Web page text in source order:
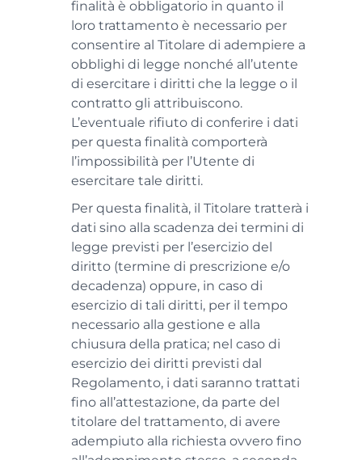
finalità è obbligatorio in quanto il
loro trattamento è necessario per
consentire al Titolare di adempiere a
obblighi di legge nonché all’utente
di esercitare i diritti che la legge o il
contratto gli attribuiscono.
L’eventuale rifiuto di conferire i dati
per questa finalità comporterà
l’impossibilità per l’Utente di
esercitare tale diritti.
Per questa finalità, il Titolare tratterà i
dati sino alla scadenza dei termini di
legge previsti per l’esercizio del
diritto (termine di prescrizione e/o
decadenza) oppure, in caso di
esercizio di tali diritti, per il tempo
necessario alla gestione e alla
chiusura della pratica; nel caso di
esercizio dei diritti previsti dal
Regolamento, i dati saranno trattati
fino all’attestazione, da parte del
titolare del trattamento, di avere
adempiuto alla richiesta ovvero fino